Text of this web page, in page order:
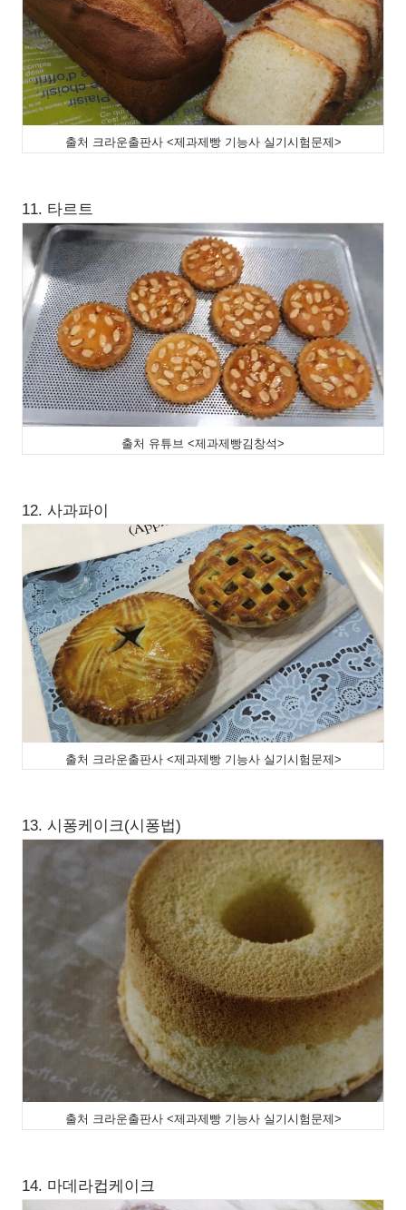
출처 크라운출판사 <제과제빵 기능사 실기시험문제>
11. 타르트
출처 유튜브 <제과제빵김창석>
12. 사과파이
출처 크라운출판사 <제과제빵 기능사 실기시험문제>
13. 시퐁케이크(시퐁법)
출처 크라운출판사 <제과제빵 기능사 실기시험문제>
14. 마데라컵케이크